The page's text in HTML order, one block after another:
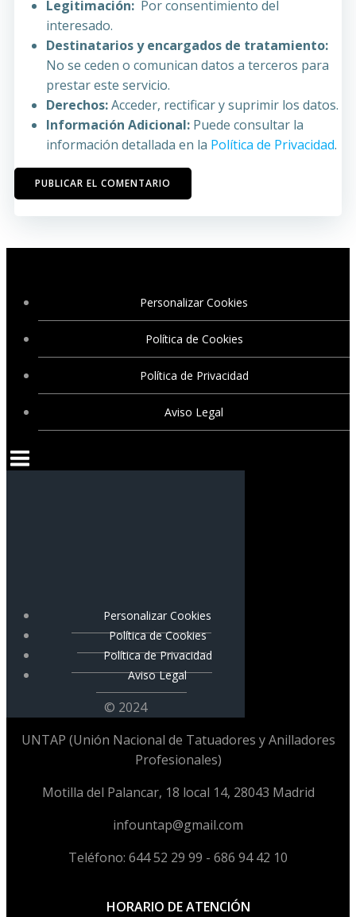
Legitimación: Por consentimiento del
interesado.
Destinatarios y encargados de tratamiento:
No se ceden o comunican datos a terceros para
prestar este servicio.
Derechos:Acceder, rectificar y suprimir los datos.
Información Adicional: Puede consultar la
información detallada en la Política de Privacidad.
Personalizar Cookies
Política de Cookies
Política de Privacidad
Aviso Legal
Personalizar Cookies
Política de Cookies
Política de Privacidad
Aviso Legal
© 2024
UNTAP (Unión Nacional de Tatuadores y Anilladores
Profesionales)
Motilla del Palancar, 18 local 14, 28043 Madrid
infountap@gmail.com
Teléfono: 644 52 29 99 - 686 94 42 10
HORARIO DE ATENCIÓN